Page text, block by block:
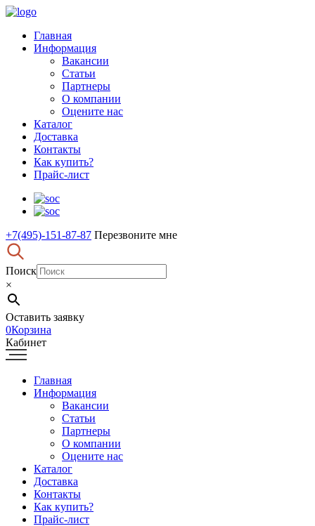
Главная
Информация
Вакансии
Статьи
Партнеры
О компании
Оцените нас
Каталог
Доставка
Контакты
Как купить?
Прайс-лист
+7(495)-151-87-87 Перезвоните мне
Поиск
×
Оставить заявку
0Корзина
Кабинет
Главная
Информация
Вакансии
Статьи
Партнеры
О компании
Оцените нас
Каталог
Доставка
Контакты
Как купить?
Прайс-лист